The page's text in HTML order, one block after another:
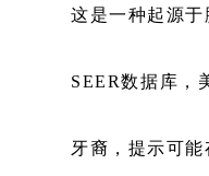
这是一种起源于
SEER数据库，
牙裔，提示可能